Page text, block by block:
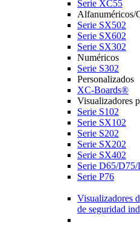
Serie XC55
Alfanuméricos/
Serie SX502
Serie SX602
Serie SX302
Numéricos
Serie S302
Personalizados
XC-Boards®
Visualizadores
Serie S102
Serie SX102
Serie S202
Serie SX202
Serie SX402
Serie D65/D75/
Serie P76
Visualizadores
de seguridad